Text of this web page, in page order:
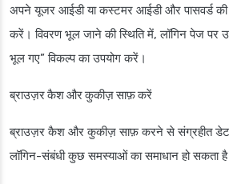
अपने यूजर आईडी या कस्टमर आईडी और पासवर्ड की
करें। विवरण भूल जाने की स्थिति में, लॉगिन पेज पर
भूल गए” विकल्प का उपयोग करें।
ब्राउज़र कैश और कुकीज़ साफ़ करें
ब्राउज़र कैश और कुकीज़ साफ़ करने से संग्रहीत डेटा
लॉगिन-संबंधी कुछ समस्याओं का समाधान हो सकता